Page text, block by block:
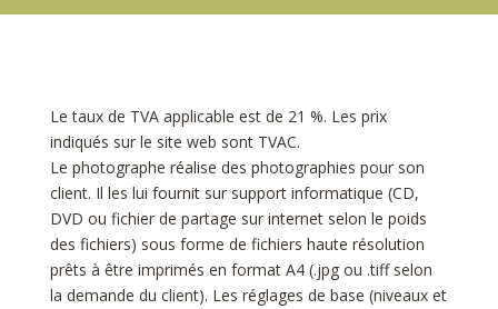
Le taux de TVA applicable est de 21 %. Les prix
indiqués sur le site web sont TVAC.
Le photographe réalise des photographies pour son
client. Il les lui fournit sur support informatique (CD,
DVD ou fichier de partage sur internet selon le poids
des fichiers) sous forme de fichiers haute résolution
prêts à être imprimés en format A4 (.jpg ou .tiff selon
la demande du client). Les réglages de base (niveaux et